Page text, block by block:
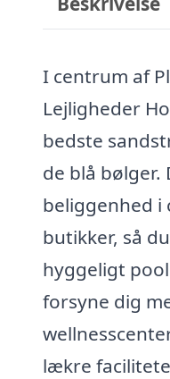
I centrum af
Lejligheder
bedste
de blå
beliggenhed
butikker, så
hyggeligt
forsyne dig
lækre